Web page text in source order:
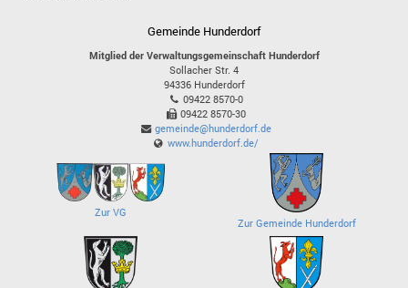
Gemeinde Hunderdorf
Mitglied der Verwaltungsgemeinschaft Hunderdorf
Sollacher Str. 4
94336 Hunderdorf
09422 8570-0
09422 8570-30
gemeinde@hunderdorf.de
www.hunderdorf.de/
Zur VG
Zur Gemeinde Hunderdorf